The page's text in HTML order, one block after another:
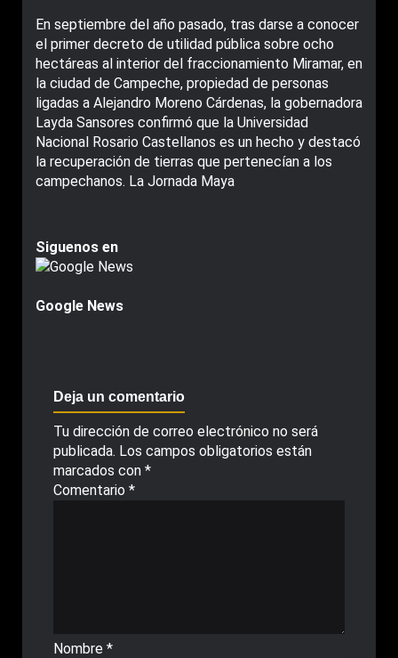
En septiembre del año pasado, tras darse a conocer
el primer decreto de utilidad pública sobre ocho
hectáreas al interior del fraccionamiento Miramar, en
la ciudad de Campeche, propiedad de personas
ligadas a Alejandro Moreno Cárdenas, la gobernadora
Layda Sansores confirmó que la Universidad
Nacional Rosario Castellanos es un hecho y destacó
la recuperación de tierras que pertenecían a los
campechanos. La Jornada Maya
Siguenos en
Google News
Deja un comentario
Tu dirección de correo electrónico no será
publicada. Los campos obligatorios están
marcados con *
Comentario *
Nombre *